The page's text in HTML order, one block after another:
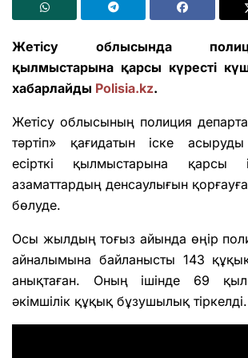
Жетісу облысында
қылмыстарына қарсы күресті
хабарлайды Polisia.kz.
Жетісу облысының полиция
тәртіп» қағидатын іске
есірткі қылмыстарына қарсы
азаматтардың денсаулығын
бөлуде.
Осы жылдың тоғыз айында өңір
айналымына байланысты 143
анықтаған. Оның ішінде 69
әкімшілік құқық бұзушылық тіркелді.